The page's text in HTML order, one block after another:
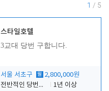
1 / 5
스타일호텔
3교대 당번 구합니다.
서울 서초구 월 2,800,000원
전반적인 당번업무
1년 이상